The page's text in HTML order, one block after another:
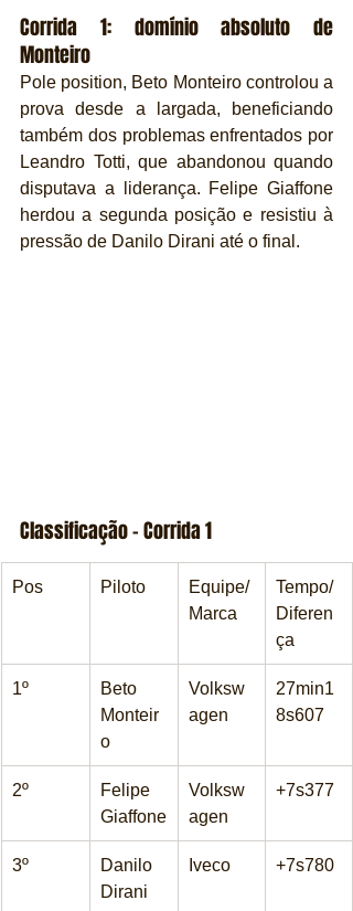
Corrida 1: domínio absoluto de
Monteiro
Pole position, Beto Monteiro controlou a
prova desde a largada, beneficiando
também dos problemas enfrentados por
Leandro Totti, que abandonou quando
disputava a liderança. Felipe Giaffone
herdou a segunda posição e resistiu à
pressão de Danilo Dirani até o final.
Classificação – Corrida 1
Pos Piloto
Equipe/
Marca
Tempo/
Diferen
ça
1º
Beto
Monteir
o
Volksw
agen
27min1
8s607
2º
Felipe
Giaffone
Volksw
agen
+7s377
3º
Danilo
Dirani
Iveco +7s780